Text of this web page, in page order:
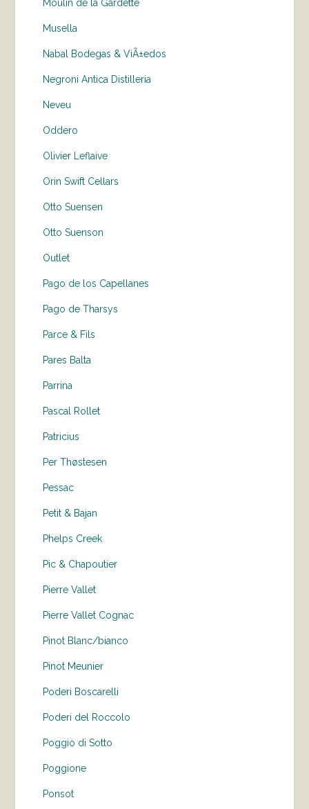
Moulin de la Gardette
Musella
Nabal Bodegas & ViÃ±edos
Negroni Antica Distilleria
Neveu
Oddero
Olivier Leflaive
Orin Swift Cellars
Otto Suensen
Otto Suenson
Outlet
Pago de los Capellanes
Pago de Tharsys
Parce & Fils
Pares Balta
Parrina
Pascal Rollet
Patricius
Per Thøstesen
Pessac
Petit & Bajan
Phelps Creek
Pic & Chapoutier
Pierre Vallet
Pierre Vallet Cognac
Pinot Blanc/bianco
Pinot Meunier
Poderi Boscarelli
Poderi del Roccolo
Poggio di Sotto
Poggione
Ponsot